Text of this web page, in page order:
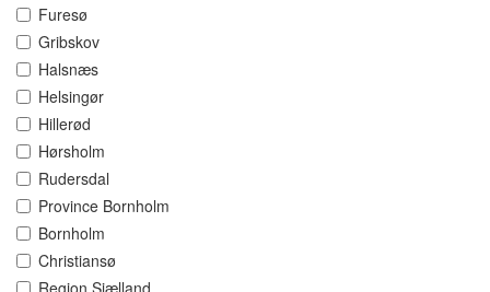
Furesø
Gribskov
Halsnæs
Helsingør
Hillerød
Hørsholm
Rudersdal
Province Bornholm
Bornholm
Christiansø